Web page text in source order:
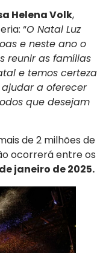
Helena Volk,
“O Natal Luz
e neste ano o
reunir as famílias
e temos certeza
a oferecer
que desejam
de 2 milhões de
ocorrerá entre os
janeiro de 2025.